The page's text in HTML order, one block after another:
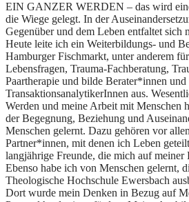
EIN GANZER WERDEN – das wird
die Wiege gelegt. In der
Gegenüber und dem Leben entfaltet sich
Heute leite ich ein Weiterbildungs- und
Hamburger Fischmarkt, unter anderem
Lebensfragen, Trauma-Fachberatung,
Paartherapie und bilde Berater*innen und
TransaktionsanalytikerInnen aus.
Werden und meine Arbeit mit Menschen
der Begegnung, Beziehung und
Menschen gelernt. Dazu gehören vor
Partner*innen, mit denen ich Leben
langjährige Freunde, die mich auf meiner
Ebenso habe ich von Menschen gelernt,
Theologische Hochschule Ewersbach
Dort wurde mein Denken in Bezug auf